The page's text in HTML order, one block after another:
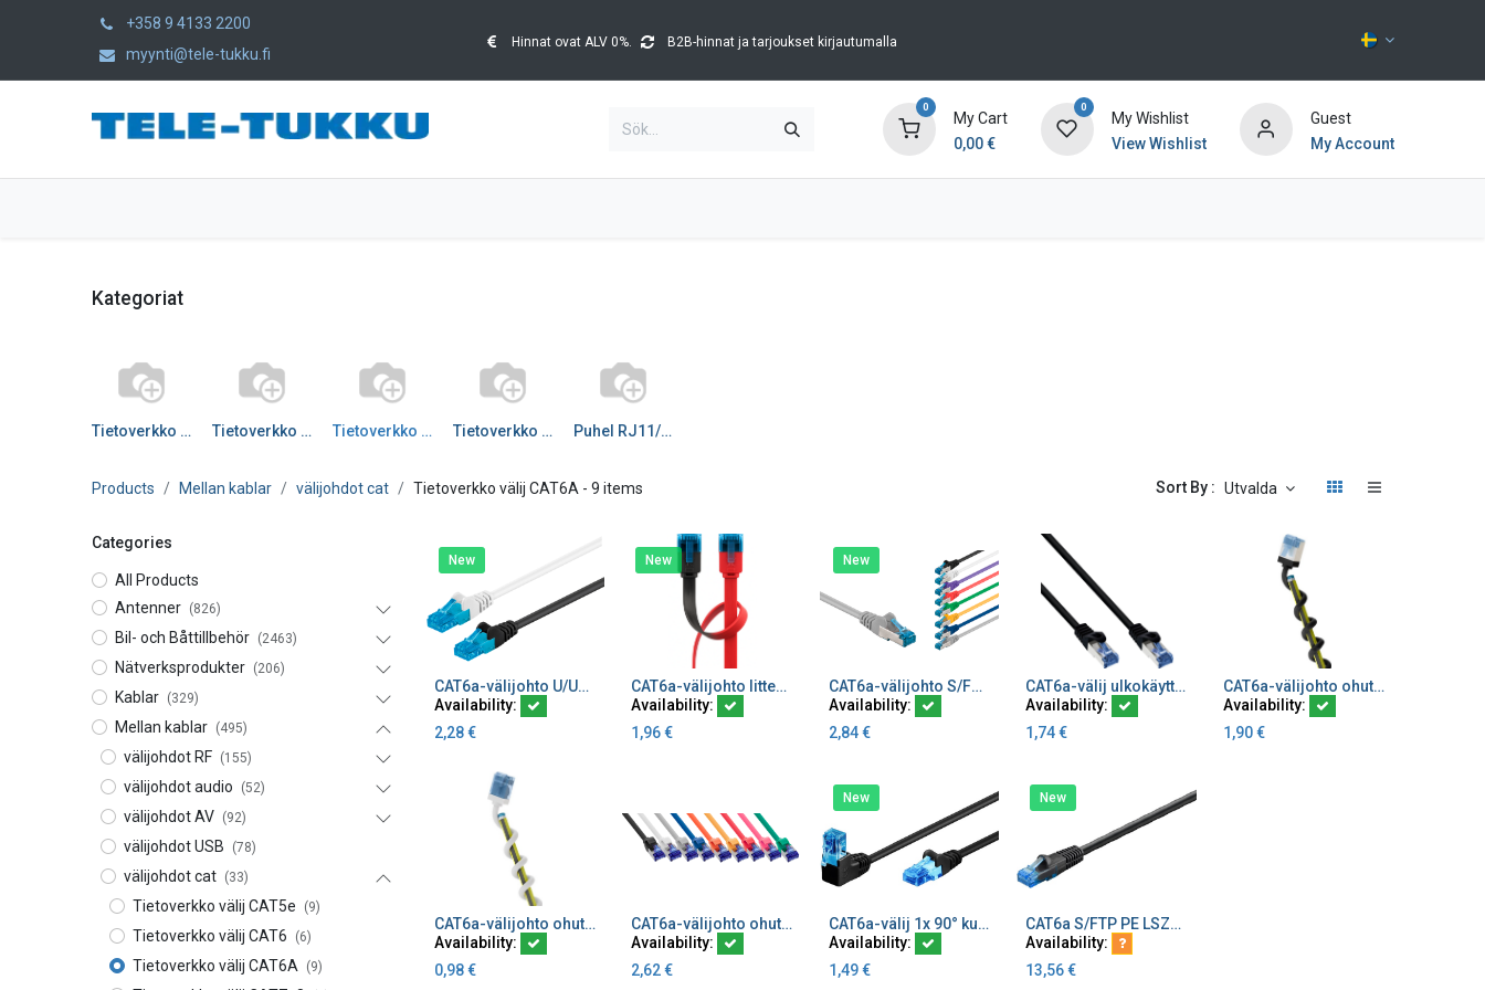
+358 9 4133 2200
myynti@tele-tukku.fi
Hinnat ovat ALV 0%. B2B-hinnat ja tarjoukset kirjautumalla
0
My Cart
0,00€
0
My Wishlist
View Wishlist
Guest
My Account
Kategoriat
Tietoverkko välij CAT5e Tietoverkko välij CAT6 Tietoverkko välij CAT6A Tietoverkko välij CAT7_8 Puhel RJ11/12/50 johdot
Products Mellan kablar välijohdot cat Tietoverkko välij CAT6A - 9 items Sort By : Utvalda
Categories
All Products
Antenner
(826)
Bil- och Båttillbehör (2463)
Nätverksprodukter (206)
Kablar (329)
Mellan kablar (495)
välijohdot RF (155)
välijohdot audio (52)
välijohdot AV (92)
välijohdot USB (78)
välijohdot cat (33)
Tietoverkko välij CAT5e (9)
Tietoverkko välij CAT6 (6)
Tietoverkko välij CAT6A (9)
New
Add to Cart
CAT6a-välijohto U/UTP LSZH CU bulk
Availability:
2,28€
New
Add to Cart
CAT6a-välijohto litteä U/UTP - cu bulk
Availability:
1,96€
New
Add to Cart
CAT6a-välijohto S/FTP LSZH CU bulk
Availability:
2,84€
Add to Cart
CAT6a-välij ulkokäyttöön S/FTP musta PE LSZH
Availability:
1,74€
Add to Cart
CAT6a-välijohto ohut ultra-flex U/FTP musta
Availability:
1,90€
Add to Cart
CAT6a-välijohto ohut ultra-flex U/UTP valkoinen
Availability:
0,98€
Add to Cart
CAT6a-välijohto ohut/taipuisa Ø4,5 mm S/FTP TPE (LSZH) PoE
Availability:
2,62€
New
Add to Cart
CAT6a-välij 1x 90° kulma U/UTP musta, CCA
Availability:
1,49€
New
Add to Cart
CAT6a S/FTP PE LSZH ulkokäyttöön musta välijohto (kopio)
Availability:
13,56€